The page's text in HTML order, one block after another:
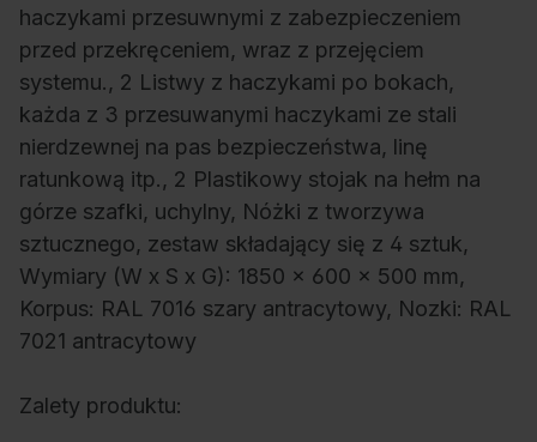
haczykami przesuwnymi z zabezpieczeniem
przed przekręceniem, wraz z przejęciem
systemu., 2 Listwy z haczykami po bokach,
każda z 3 przesuwanymi haczykami ze stali
nierdzewnej na pas bezpieczeństwa, linę
ratunkową itp., 2 Plastikowy stojak na hełm na
górze szafki, uchylny, Nóżki z tworzywa
sztucznego, zestaw składający się z 4 sztuk,
Wymiary (W x S x G): 1850 x 600 x 500 mm,
Korpus: RAL 7016 szary antracytowy, Nozki: RAL
7021 antracytowy
Zalety produktu: